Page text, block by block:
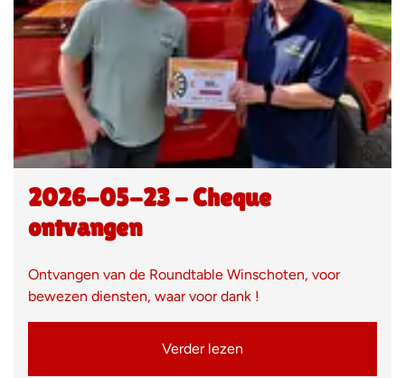
2026-05-23 - Cheque
ontvangen
Ontvangen van de Roundtable Winschoten, voor
bewezen diensten, waar voor dank !
Verder lezen